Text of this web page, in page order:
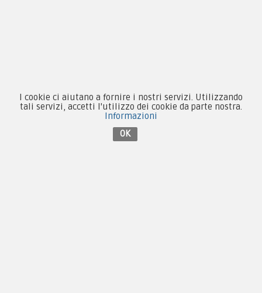
I cookie ci aiutano a fornire i nostri servizi. Utilizzando
tali servizi, accetti l'utilizzo dei cookie da parte nostra.
Informazioni
OK